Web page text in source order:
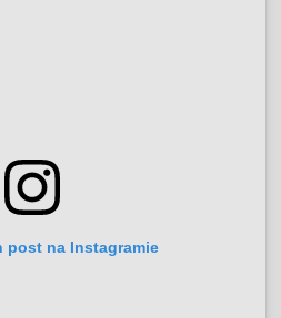
post na Instagramie